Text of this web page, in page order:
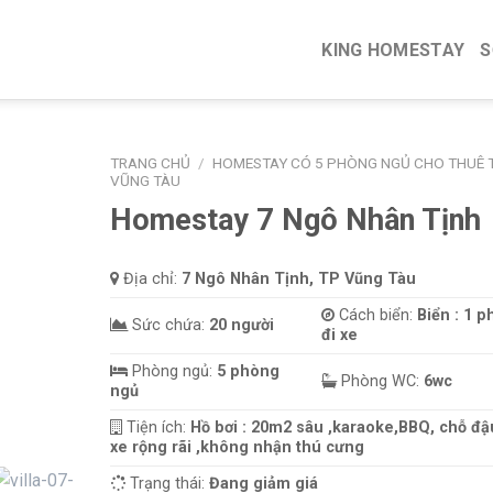
KING HOMESTAY
TRANG CHỦ / HOMESTAY CÓ 5 PHÒNG NGỦ CHO THUÊ
VŨNG TÀU
Homestay 7 Ngô Nhân Tịnh
Địa chỉ: 7 Ngô Nhân Tịnh, TP Vũng Tàu
Sức chứa: 20 người
Cách biển: Biển : 1
đi xe
Phòng ngủ: 5 phòng
ngủ
Phòng WC: 6wc
Tiện ích: Hồ bơi : 20m2 sâu ,karaoke,BBQ, chỗ
xe rộng rãi ,không nhận thú cưng
Trạng thái: Đang giảm giá